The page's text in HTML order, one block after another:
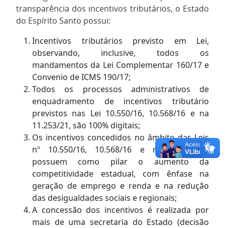
transparência dos incentivos tributários, o Estado
do Espírito Santo possui:
Incentivos tributários previsto em Lei,
observando, inclusive, todos os
mandamentos da Lei Complementar 160/17 e
Convenio de ICMS 190/17;
Todos os processos administrativos de
enquadramento de incentivos tributário
previstos nas Lei 10.550/16, 10.568/16 e na
11.253/21, são 100% digitais;
Os incentivos concedidos no âmbito das Leis
nº 10.550/16, 10.568/16 e na 11.253/21,
possuem como pilar o aumento da
competitividade estadual, com ênfase na
geração de emprego e renda e na redução
das desigualdades sociais e regionais;
A concessão dos incentivos é realizada por
mais de uma secretaria do Estado (decisão